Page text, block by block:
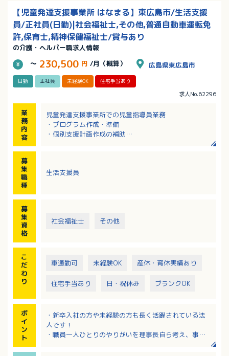
【児童発達支援事業所 はなまる】東広島市/生活支援
員/正社員(日勤)|社会福祉士,その他,普通自動車運転免
許,保育士,精神保健福祉士/賞与あり
の介護・ヘルパー職求人情報
～ 230,500 円 /月（概算） 広島県東広島市
日勤 正社員 未経験OK 住宅手当あり
求人No.62296
業
務
内
容
児童発達支援事業所での児童指導員業務
・プログラム作成・準備
・個別支援計画作成の補助
ます。
・送迎業務があるため普通自動車運転必須（AT限定
募
集
職
種
生活支援員
募
集
資
格
社会福祉士 その他
こ
だ
わ
り
車通勤可 未経験OK 産休・育休実績あり
住宅手当あり 日・祝休み ブランクOK
ポ
イ
ン
ト
・新卒入社の方や未経験の方も長く活躍されている法
人です！
・職員一人ひとりのやりがいを理事長自ら考え、事業